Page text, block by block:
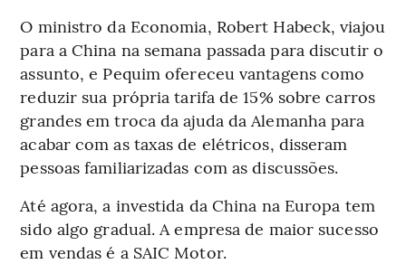
O ministro da Economia, Robert Habeck, viajou
para a China na semana passada para discutir o
assunto, e Pequim ofereceu vantagens como
reduzir sua própria tarifa de 15% sobre carros
grandes em troca da ajuda da Alemanha para
acabar com as taxas de elétricos, disseram
pessoas familiarizadas com as discussões.
Até agora, a investida da China na Europa tem
sido algo gradual. A empresa de maior sucesso
em vendas é a SAIC Motor.